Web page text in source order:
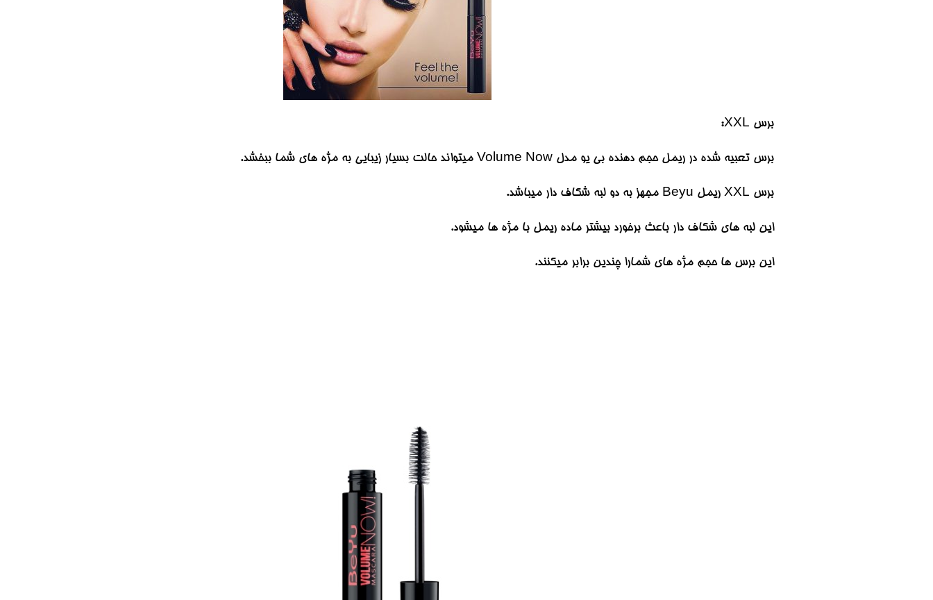
برس XXL:
برس تعبیه شده در ریمل حجم دهنده بی یو مدل Volume Now میتواند حالت بسیار زیبایی به مژه های شما ببخشد.
برس XXL ریمل Beyu مجهز به دو لبه شکاف دار میباشد.
این لبه های شکاف دار باعث برخورد بیشتر ماده ریمل با مژه ها میشود.
این برس ها حجم مژه های شمارا چندین برابر میکنند.